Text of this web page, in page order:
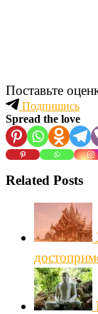
Поставьте
Подпишись
Spread the love
Related Posts